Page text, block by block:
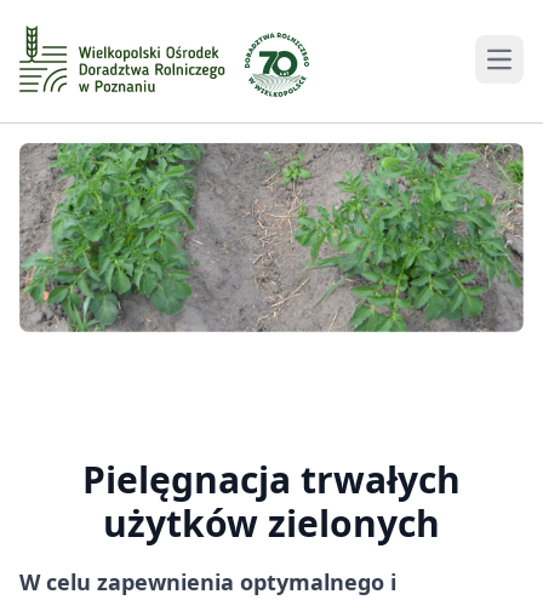
Pielęgnacja trwałych
użytków zielonych
W celu zapewnienia optymalnego i